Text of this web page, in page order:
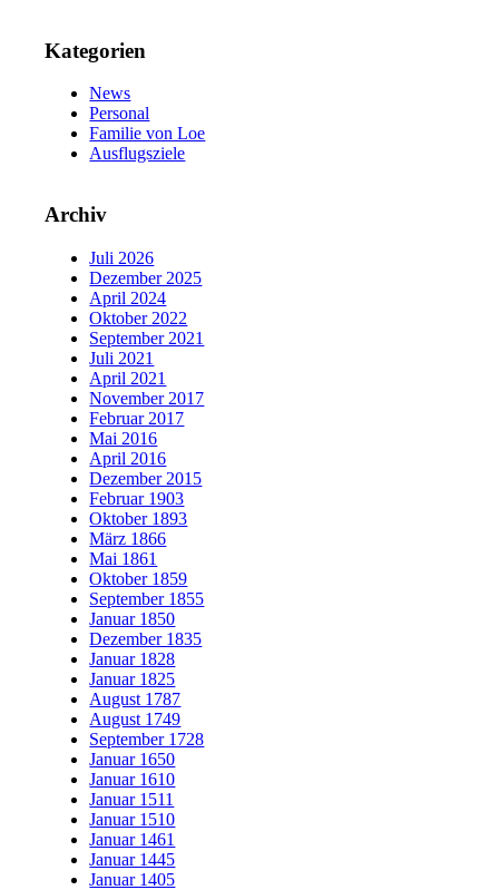
Kategorien
News
Personal
Familie von Loe
Ausflugsziele
Archiv
Juli 2026
Dezember 2025
April 2024
Oktober 2022
September 2021
Juli 2021
April 2021
November 2017
Februar 2017
Mai 2016
April 2016
Dezember 2015
Februar 1903
Oktober 1893
März 1866
Mai 1861
Oktober 1859
September 1855
Januar 1850
Dezember 1835
Januar 1828
Januar 1825
August 1787
August 1749
September 1728
Januar 1650
Januar 1610
Januar 1511
Januar 1510
Januar 1461
Januar 1445
Januar 1405